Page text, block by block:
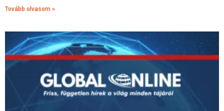
Tovább olvasom »